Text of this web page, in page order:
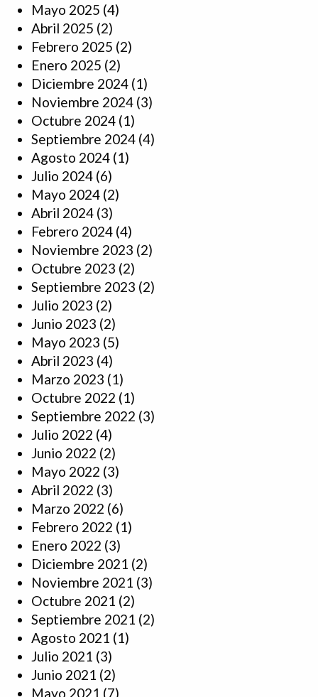
Mayo 2025 (4)
Abril 2025 (2)
Febrero 2025 (2)
Enero 2025 (2)
Diciembre 2024 (1)
Noviembre 2024 (3)
Octubre 2024 (1)
Septiembre 2024 (4)
Agosto 2024 (1)
Julio 2024 (6)
Mayo 2024 (2)
Abril 2024 (3)
Febrero 2024 (4)
Noviembre 2023 (2)
Octubre 2023 (2)
Septiembre 2023 (2)
Julio 2023 (2)
Junio 2023 (2)
Mayo 2023 (5)
Abril 2023 (4)
Marzo 2023 (1)
Octubre 2022 (1)
Septiembre 2022 (3)
Julio 2022 (4)
Junio 2022 (2)
Mayo 2022 (3)
Abril 2022 (3)
Marzo 2022 (6)
Febrero 2022 (1)
Enero 2022 (3)
Diciembre 2021 (2)
Noviembre 2021 (3)
Octubre 2021 (2)
Septiembre 2021 (2)
Agosto 2021 (1)
Julio 2021 (3)
Junio 2021 (2)
Mayo 2021 (7)